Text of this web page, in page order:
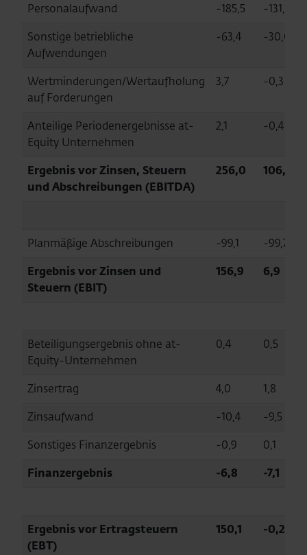
Personalaufwand -185,5
-131,8
Sonstige betriebliche
Aufwendungen
-63,4 -30,0
Wertminderungen/Wertaufholung
auf Forderungen
3,7 -0,3
Anteilige Periodenergebnisse at-
Equity Unternehmen
2,1 -0,4
Ergebnis vor Zinsen, Steuern
und Abschreibungen (EBITDA)
256,0 106,6
Planmäßige Abschreibungen -99,1
-99,7
Ergebnis vor Zinsen und
Steuern (EBIT)
156,9 6,9
Beteiligungsergebnis ohne at-
Equity-Unternehmen
0,4 0,5
Zinsertrag 4,0
1,8
Zinsaufwand
-10,4
-9,5
Sonstiges Finanzergebnis
-0,9
0,1
Finanzergebnis
-6,8 -7,1
Ergebnis vor Ertragsteuern
(EBT)
150,1 -0,2